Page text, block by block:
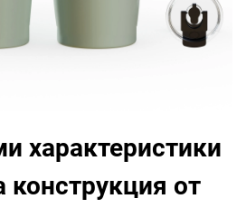
характеристики
конструкция от